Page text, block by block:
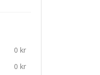
0 kr
0 kr